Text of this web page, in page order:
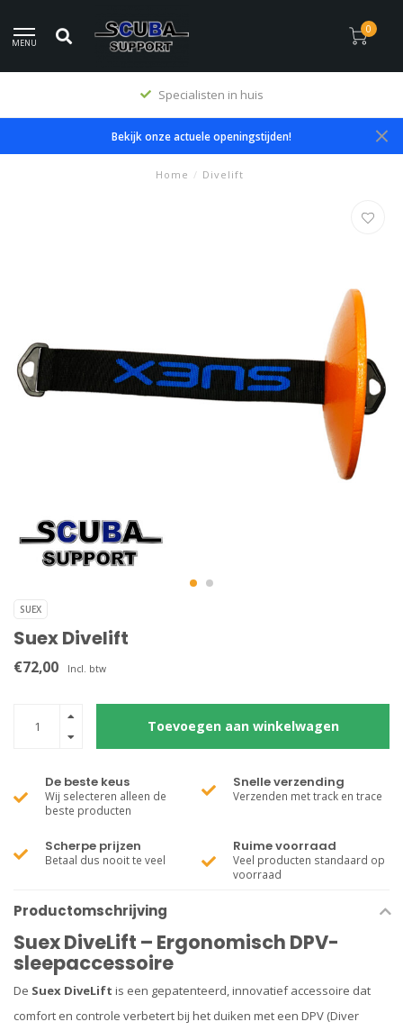
MENU
0
Specialisten in huis
Bekijk onze actuele openingstijden!
Home / Divelift
SUEX
Suex Divelift
€72,00 Incl. btw
Toevoegen aan winkelwagen
De beste keus
Wij selecteren alleen de
beste producten
Snelle verzending
Verzenden met track en trace
Scherpe prijzen
Betaal dus nooit te veel
Ruime voorraad
Veel producten standaard op
voorraad
Productomschrijving
Suex DiveLift – Ergonomisch DPV-
sleepaccessoire
De Suex DiveLift is een gepatenteerd, innovatief accessoire dat
comfort en controle verbetert bij het duiken met een DPV (Diver